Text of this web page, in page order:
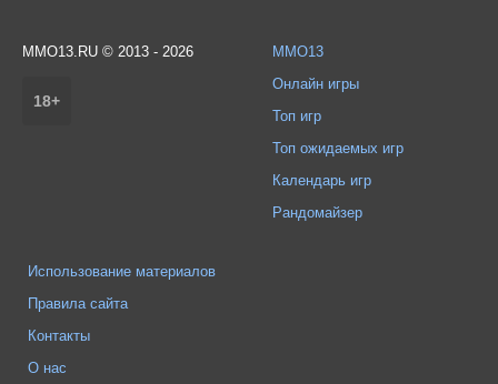
MMO13.RU © 2013 - 2026
18+
MMO13
Онлайн игры
Топ игр
Топ ожидаемых игр
Календарь игр
Рандомайзер
Использование материалов
Правила сайта
Контакты
О нас